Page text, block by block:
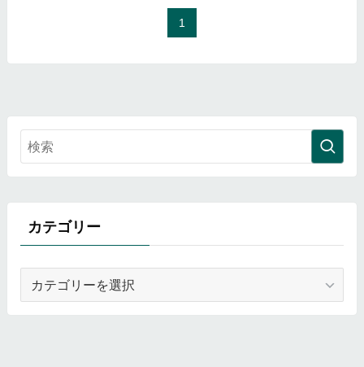
1
カテゴリー
ゴ